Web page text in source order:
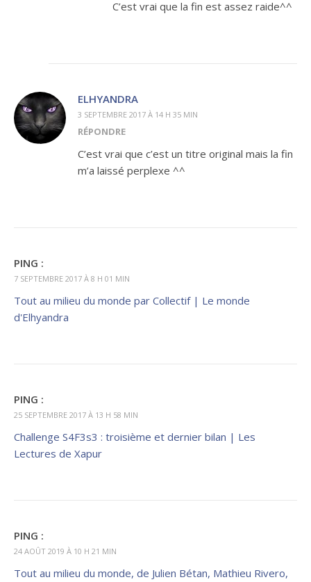
C’est vrai que la fin est assez raide^^
ELHYANDRA
3 SEPTEMBRE 2017 À 14 H 35 MIN
RÉPONDRE
C’est vrai que c’est un titre original mais la fin
m’a laissé perplexe ^^
PING :
7 SEPTEMBRE 2017 À 8 H 01 MIN
Tout au milieu du monde par Collectif | Le monde
d'Elhyandra
PING :
25 SEPTEMBRE 2017 À 13 H 58 MIN
Challenge S4F3s3 : troisième et dernier bilan | Les
Lectures de Xapur
PING :
24 AOÛT 2019 À 10 H 21 MIN
Tout au milieu du monde, de Julien Bétan, Mathieu Rivero,